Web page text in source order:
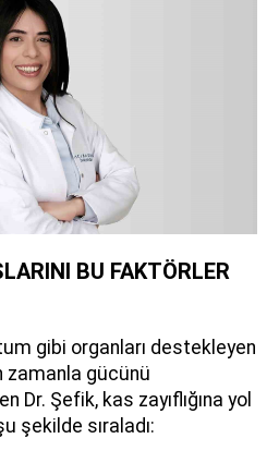
BU FAKTÖRLER
gibi organları destekleyen
zamanla gücünü
Dr. Şefik, kas zayıflığına yol
şekilde sıraladı: